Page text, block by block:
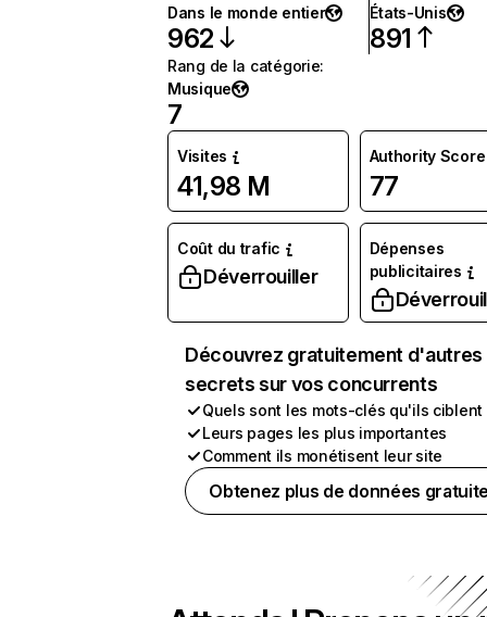
Dans le monde entier
962
États-Unis
891
Rang de la catégorie:
Musique
7
Visites
41,98 M
Authority Score
77
Coût du trafic
Déverrouiller
Dépenses
publicitaires
Découvrez gratuitement d'autres
secrets sur vos concurrents
Quels sont les mots-clés qu'ils ciblent
Leurs pages les plus importantes
Comment ils monétisent leur site
Obtenez plus de données